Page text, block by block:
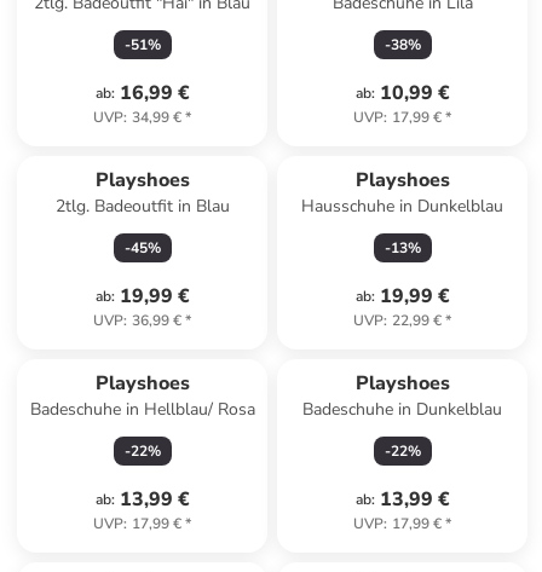
-51%
ab: 16,99 €
UVP: 34,99 €*
-38%
ab: 10,99 €
UVP: 17,99 €*
Playshoes
2tlg. Badeoutfit in Blau
-45%
ab: 19,99 €
UVP: 36,99 €*
Playshoes
Hausschuhe in Dunkelblau
-13%
ab: 19,99 €
UVP: 22,99 €*
Playshoes
Badeschuhe in Hellblau/ Rosa
-22%
ab: 13,99 €
UVP: 17,99 €*
Playshoes
Badeschuhe in Dunkelblau
-22%
ab: 13,99 €
UVP: 17,99 €*